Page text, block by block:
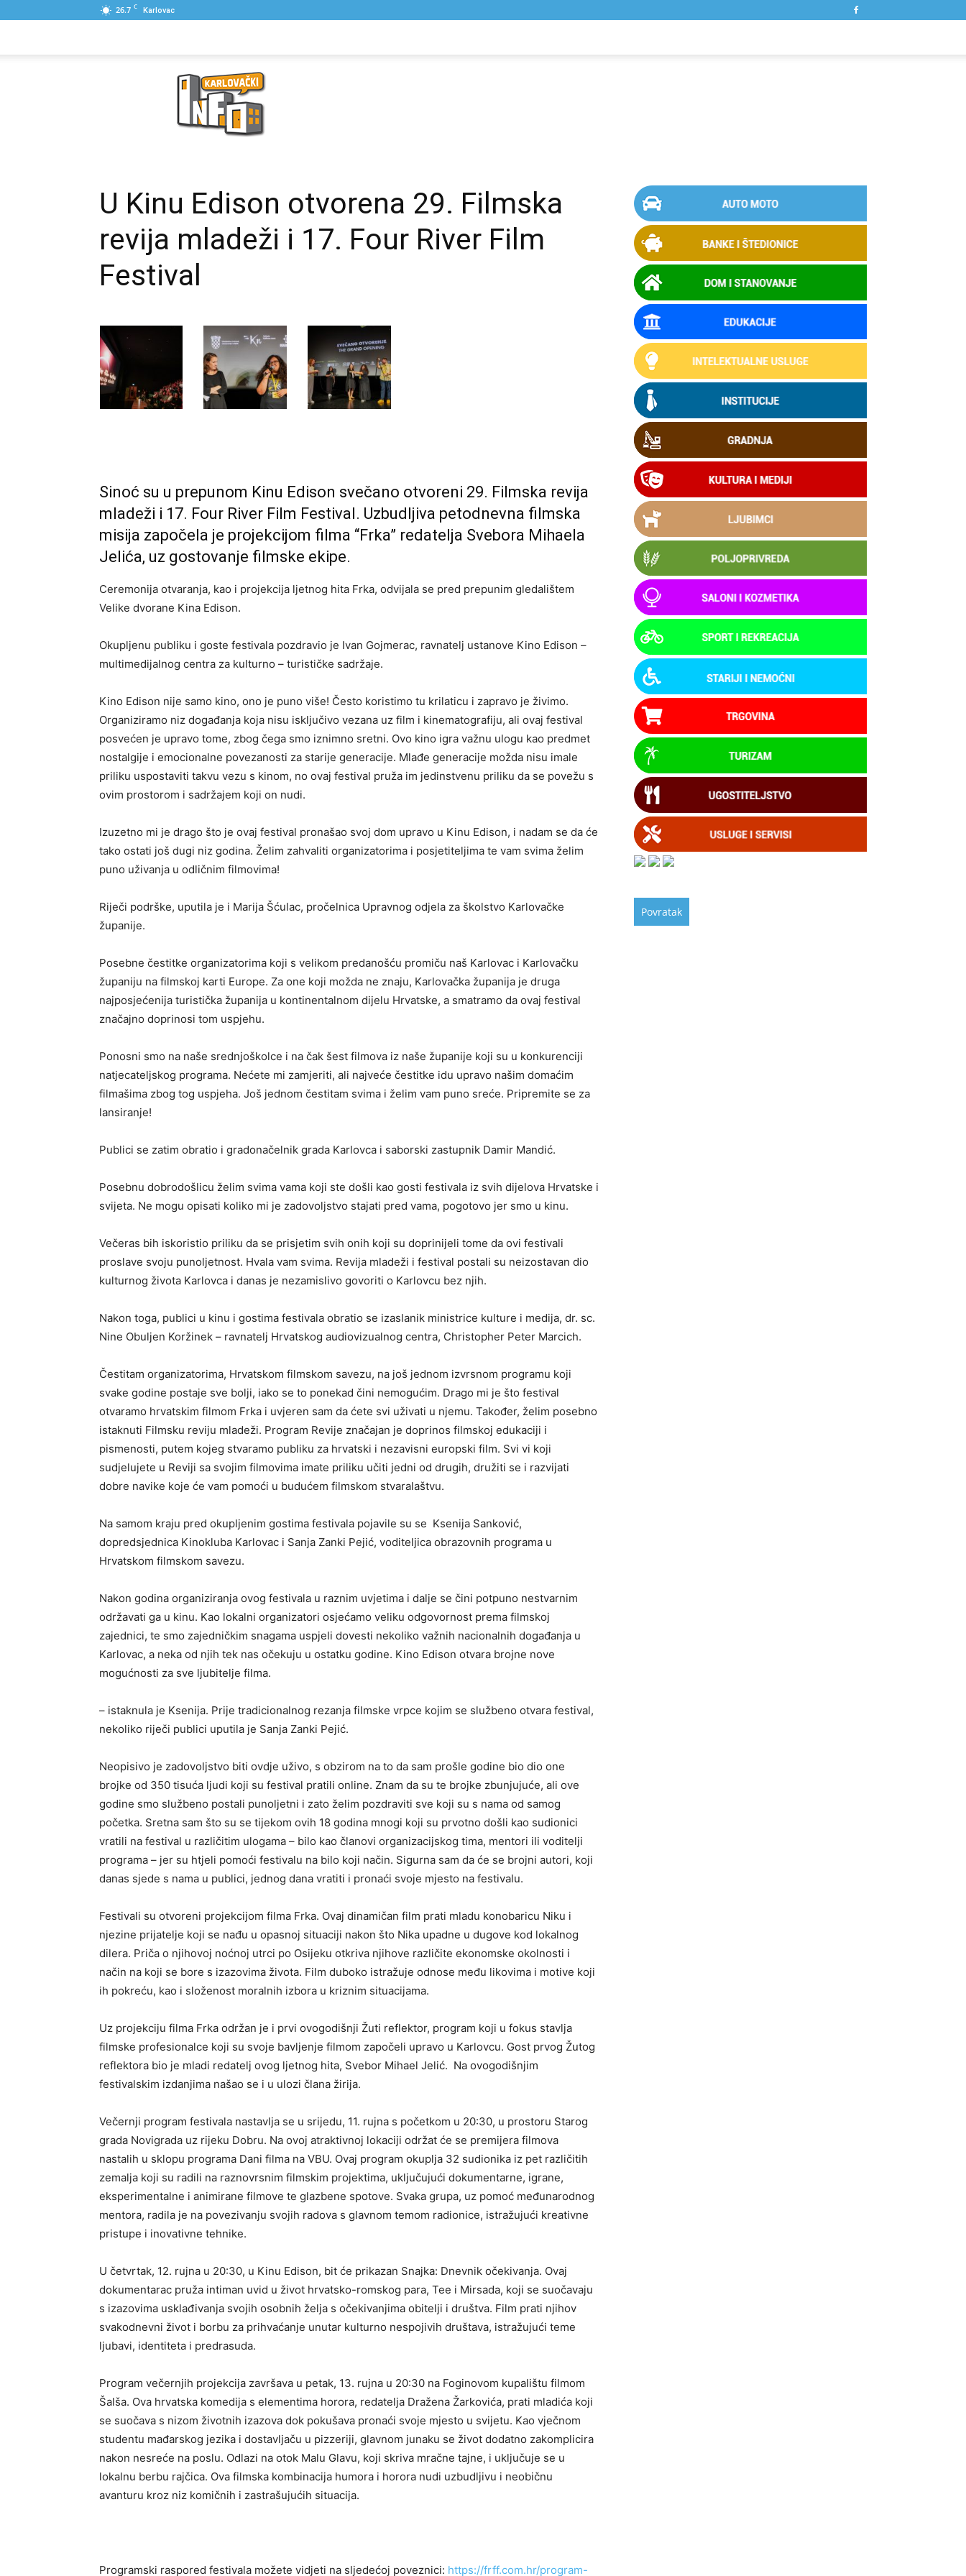
26.7 C Karlovac
Karlovački
U Kinu Edison otvorena 29. Filmska
revija mladeži i 17. Four River Film
Festival
Sinoć su u prepunom Kinu Edison svečano otvoreni 29. Filmska revija
mladeži i 17. Four River Film Festival. Uzbudljiva petodnevna filmska
misija započela je projekcijom filma “Frka” redatelja Svebora Mihaela
Jelića, uz gostovanje filmske ekipe.
Ceremonija otvaranja, kao i projekcija ljetnog hita Frka, odvijala se pred prepunim gledalištem
Velike dvorane Kina Edison.
Okupljenu publiku i goste festivala pozdravio je Ivan Gojmerac, ravnatelj ustanove Kino Edison –
multimedijalnog centra za kulturno – turističke sadržaje.
Kino Edison nije samo kino, ono je puno više! Često koristimo tu krilaticu i zapravo je živimo.
Organiziramo niz događanja koja nisu isključivo vezana uz film i kinematografiju, ali ovaj festival
posvećen je upravo tome, zbog čega smo iznimno sretni. Ovo kino igra važnu ulogu kao predmet
nostalgije i emocionalne povezanosti za starije generacije. Mlađe generacije možda nisu imale
priliku uspostaviti takvu vezu s kinom, no ovaj festival pruža im jedinstvenu priliku da se povežu s
ovim prostorom i sadržajem koji on nudi.
Izuzetno mi je drago što je ovaj festival pronašao svoj dom upravo u Kinu Edison, i nadam se da će
tako ostati još dugi niz godina. Želim zahvaliti organizatorima i posjetiteljima te vam svima želim
puno uživanja u odličnim filmovima!
Riječi podrške, uputila je i Marija Šćulac, pročelnica Upravnog odjela za školstvo Karlovačke
županije.
Posebne čestitke organizatorima koji s velikom predanošću promiču naš Karlovac i Karlovačku
županiju na filmskoj karti Europe. Za one koji možda ne znaju, Karlovačka županija je druga
najposjećenija turistička županija u kontinentalnom dijelu Hrvatske, a smatramo da ovaj festival
značajno doprinosi tom uspjehu.
Ponosni smo na naše srednjoškolce i na čak šest filmova iz naše županije koji su u konkurenciji
natjecateljskog programa. Nećete mi zamjeriti, ali najveće čestitke idu upravo našim domaćim
filmašima zbog tog uspjeha. Još jednom čestitam svima i želim vam puno sreće. Pripremite se za
lansiranje!
Publici se zatim obratio i gradonačelnik grada Karlovca i saborski zastupnik Damir Mandić.
Posebnu dobrodošlicu želim svima vama koji ste došli kao gosti festivala iz svih dijelova Hrvatske i
svijeta. Ne mogu opisati koliko mi je zadovoljstvo stajati pred vama, pogotovo jer smo u kinu.
Večeras bih iskoristio priliku da se prisjetim svih onih koji su doprinijeli tome da ovi festivali
proslave svoju punoljetnost. Hvala vam svima. Revija mladeži i festival postali su neizostavan dio
kulturnog života Karlovca i danas je nezamislivo govoriti o Karlovcu bez njih.
Nakon toga, publici u kinu i gostima festivala obratio se izaslanik ministrice kulture i medija, dr. sc.
Nine Obuljen Koržinek – ravnatelj Hrvatskog audiovizualnog centra, Christopher Peter Marcich.
Čestitam organizatorima, Hrvatskom filmskom savezu, na još jednom izvrsnom programu koji
svake godine postaje sve bolji, iako se to ponekad čini nemogućim. Drago mi je što festival
otvaramo hrvatskim filmom Frka i uvjeren sam da ćete svi uživati u njemu. Također, želim posebno
istaknuti Filmsku reviju mladeži. Program Revije značajan je doprinos filmskoj edukaciji i
pismenosti, putem kojeg stvaramo publiku za hrvatski i nezavisni europski film. Svi vi koji
sudjelujete u Reviji sa svojim filmovima imate priliku učiti jedni od drugih, družiti se i razvijati
dobre navike koje će vam pomoći u budućem filmskom stvaralaštvu.
Na samom kraju pred okupljenim gostima festivala pojavile su se Ksenija Sanković,
dopredsjednica Kinokluba Karlovac i Sanja Zanki Pejić, voditeljica obrazovnih programa u
Hrvatskom filmskom savezu.
Nakon godina organiziranja ovog festivala u raznim uvjetima i dalje se čini potpuno nestvarnim
održavati ga u kinu. Kao lokalni organizatori osjećamo veliku odgovornost prema filmskoj
zajednici, te smo zajedničkim snagama uspjeli dovesti nekoliko važnih nacionalnih događanja u
Karlovac, a neka od njih tek nas očekuju u ostatku godine. Kino Edison otvara brojne nove
mogućnosti za sve ljubitelje filma.
– istaknula je Ksenija. Prije tradicionalnog rezanja filmske vrpce kojim se službeno otvara festival,
nekoliko riječi publici uputila je Sanja Zanki Pejić.
Neopisivo je zadovoljstvo biti ovdje uživo, s obzirom na to da sam prošle godine bio dio one
brojke od 350 tisuća ljudi koji su festival pratili online. Znam da su te brojke zbunjujuće, ali ove
godine smo službeno postali punoljetni i zato želim pozdraviti sve koji su s nama od samog
početka. Sretna sam što su se tijekom ovih 18 godina mnogi koji su prvotno došli kao sudionici
vratili na festival u različitim ulogama – bilo kao članovi organizacijskog tima, mentori ili voditelji
programa – jer su htjeli pomoći festivalu na bilo koji način. Sigurna sam da će se brojni autori, koji
danas sjede s nama u publici, jednog dana vratiti i pronaći svoje mjesto na festivalu.
Festivali su otvoreni projekcijom filma Frka. Ovaj dinamičan film prati mladu konobaricu Niku i
njezine prijatelje koji se nađu u opasnoj situaciji nakon što Nika upadne u dugove kod lokalnog
dilera. Priča o njihovoj noćnoj utrci po Osijeku otkriva njihove različite ekonomske okolnosti i
način na koji se bore s izazovima života. Film duboko istražuje odnose među likovima i motive koji
ih pokreću, kao i složenost moralnih izbora u kriznim situacijama.
Uz projekciju filma Frka održan je i prvi ovogodišnji Žuti reflektor, program koji u fokus stavlja
filmske profesionalce koji su svoje bavljenje filmom započeli upravo u Karlovcu. Gost prvog Žutog
reflektora bio je mladi redatelj ovog ljetnog hita, Svebor Mihael Jelić. Na ovogodišnjim
festivalskim izdanjima našao se i u ulozi člana žirija.
Večernji program festivala nastavlja se u srijedu, 11. rujna s početkom u 20:30, u prostoru Starog
grada Novigrada uz rijeku Dobru. Na ovoj atraktivnoj lokaciji održat će se premijera filmova
nastalih u sklopu programa Dani filma na VBU. Ovaj program okuplja 32 sudionika iz pet različitih
zemalja koji su radili na raznovrsnim filmskim projektima, uključujući dokumentarne, igrane,
eksperimentalne i animirane filmove te glazbene spotove. Svaka grupa, uz pomoć međunarodnog
mentora, radila je na povezivanju svojih radova s glavnom temom radionice, istražujući kreativne
pristupe i inovativne tehnike.
U četvrtak, 12. rujna u 20:30, u Kinu Edison, bit će prikazan Snajka: Dnevnik očekivanja. Ovaj
dokumentarac pruža intiman uvid u život hrvatsko-romskog para, Tee i Mirsada, koji se suočavaju
s izazovima usklađivanja svojih osobnih želja s očekivanjima obitelji i društva. Film prati njihov
svakodnevni život i borbu za prihvaćanje unutar kulturno nespojivih društava, istražujući teme
ljubavi, identiteta i predrasuda.
Program večernjih projekcija završava u petak, 13. rujna u 20:30 na Foginovom kupalištu filmom
Šalša. Ova hrvatska komedija s elementima horora, redatelja Dražena Žarkovića, prati mladića koji
se suočava s nizom životnih izazova dok pokušava pronaći svoje mjesto u svijetu. Kao vječnom
studentu mađarskog jezika i dostavljaču u pizzeriji, glavnom junaku se život dodatno zakomplicira
nakon nesreće na poslu. Odlazi na otok Malu Glavu, koji skriva mračne tajne, i uključuje se u
lokalnu berbu rajčica. Ova filmska kombinacija humora i horora nudi uzbudljivu i neobičnu
avanturu kroz niz komičnih i zastrašujućih situacija.
Programski raspored festivala možete vidjeti na sljedećoj poveznici: https://frff.com.hr/program-